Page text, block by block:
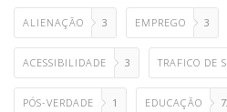
ALIENAÇÃO 3 EMPREGO 3
ACESSIBILIDADE 3 TRAFICO DE
PÓS-VERDADE 1 EDUCAÇÃO